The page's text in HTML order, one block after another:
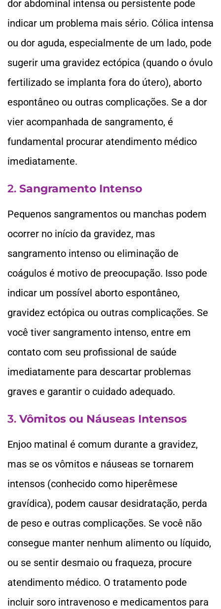
dor abdominal intensa ou persistente pode
indicar um problema mais sério. Cólica intensa
ou dor aguda, especialmente de um lado, pode
sugerir uma gravidez ectópica (quando o óvulo
fertilizado se implanta fora do útero), aborto
espontâneo ou outras complicações. Se a dor
vier acompanhada de sangramento, é
fundamental procurar atendimento médico
imediatamente.
2. Sangramento Intenso
Pequenos sangramentos ou manchas podem
ocorrer no início da gravidez, mas
sangramento intenso ou eliminação de
coágulos é motivo de preocupação. Isso pode
indicar um possível aborto espontâneo,
gravidez ectópica ou outras complicações. Se
você tiver sangramento intenso, entre em
contato com seu profissional de saúde
imediatamente para descartar problemas
graves e garantir o cuidado adequado.
3. Vômitos ou Náuseas Intensos
Enjoo matinal é comum durante a gravidez,
mas se os vômitos e náuseas se tornarem
intensos (conhecido como hiperêmese
gravídica), podem causar desidratação, perda
de peso e outras complicações. Se você não
consegue manter nenhum alimento ou líquido,
ou se sentir desmaio ou fraqueza, procure
atendimento médico. O tratamento pode
incluir soro intravenoso e medicamentos para